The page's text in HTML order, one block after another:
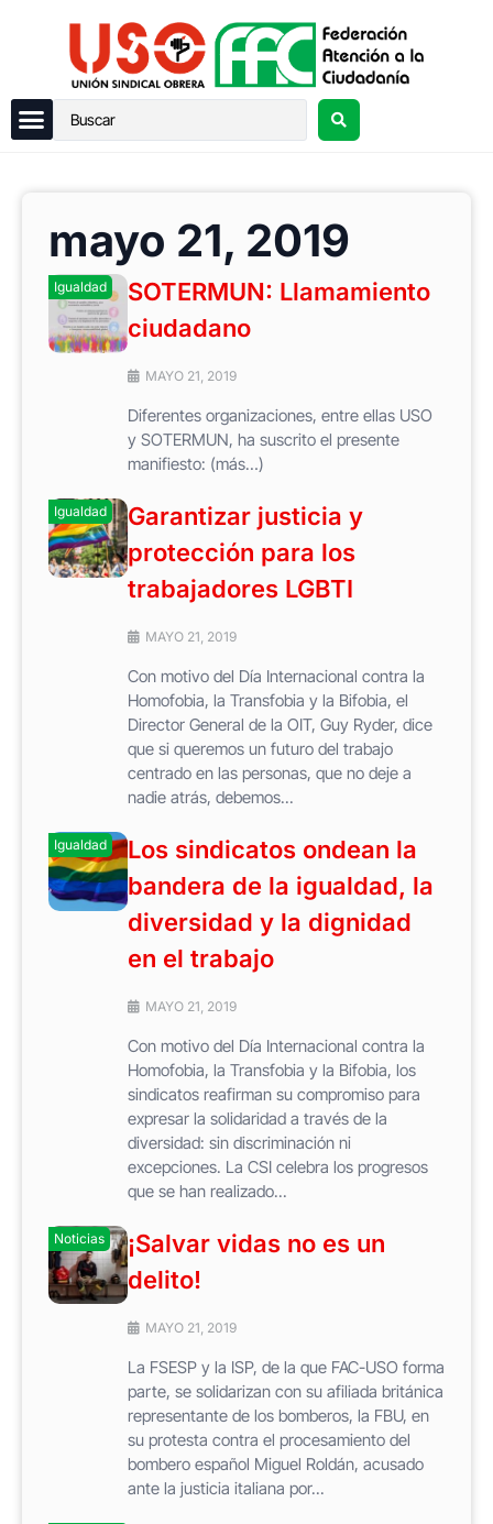
mayo 21, 2019
Igualdad
SOTERMUN: Llamamiento
ciudadano
MAYO 21, 2019
Diferentes organizaciones, entre ellas USO
y SOTERMUN, ha suscrito el presente
manifiesto: (más…)
Igualdad
Garantizar justicia y
protección para los
trabajadores LGBTI
MAYO 21, 2019
Con motivo del Día Internacional contra la
Homofobia, la Transfobia y la Bifobia, el
Director General de la OIT, Guy Ryder, dice
que si queremos un futuro del trabajo
centrado en las personas, que no deje a
nadie atrás, debemos...
Igualdad
Los sindicatos ondean la
bandera de la igualdad, la
diversidad y la dignidad
en el trabajo
MAYO 21, 2019
Con motivo del Día Internacional contra la
Homofobia, la Transfobia y la Bifobia, los
sindicatos reafirman su compromiso para
expresar la solidaridad a través de la
diversidad: sin discriminación ni
excepciones. La CSI celebra los progresos
que se han realizado...
Noticias
¡Salvar vidas no es un
delito!
MAYO 21, 2019
La FSESP y la ISP, de la que FAC-USO forma
parte, se solidarizan con su afiliada británica
representante de los bomberos, la FBU, en
su protesta contra el procesamiento del
bombero español Miguel Roldán, acusado
ante la justicia italiana por...